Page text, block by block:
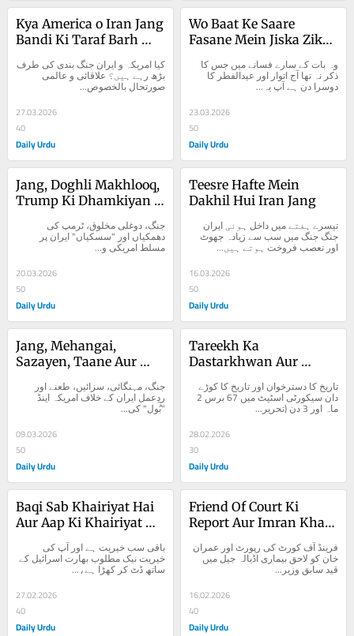
Kya America o Iran Jang
Bandi Ki Taraf Barh
صورتحال بالخصوص...
27.03.2026
40
Daily Urdu
Wo Baat Ke Saare
Fasane Mein Jiska Zikr
دوسرا دن ہے آپ یہ...
23.03.2026
50
Daily Urdu
Jang, Doghli Makhlooq,
Trump Ki Dhamkiyan
مسلط امریکی و...
20.03.2026
50
Daily Urdu
Teesre Hafte Mein
Dakhil Hui Iran Jang
اور تعصب فروخت ہوتے ہیں...
16.03.2026
50
Daily Urdu
Jang, Mehangai,
Sazayen, Taane Aur
ردِعمل ایران کے خلاف امریکہ اینڈ
"بُول" کی...
09.03.2026
50
Daily Urdu
Tareekh Ka
Dastarkhwan Aur
ماہ اور 3 دن (تحریر...
28.02.2026
30
Daily Urdu
Baqi Sab Khairiyat Hai
Aur Aap Ki Khairiyat
ساتھ ڈٹ کر کھڑا ہے،...
27.02.2026
40
Daily Urdu
Friend Of Court Ki
Report Aur Imran Khan
خان کو لاحق بیماری اڈیالہ جیل میں
قید سابق وزیر...
16.02.2026
40
Daily Urdu